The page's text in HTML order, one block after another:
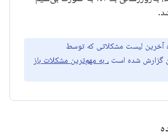
آخرین لیست مشکلاتی که توسط
گزارش شده است ، به مهم‌ترین مشکلات باز